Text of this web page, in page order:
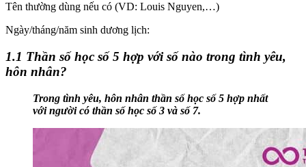
Tên thường dùng nếu có (VD: Louis Nguyen,…)
Ngày/tháng/năm sinh dương lịch:
1.1 Thần số học số 5 hợp với số nào trong tình yêu,
hôn nhân?
Trong tình yêu, hôn nhân thần số học số 5 hợp nhất
với người có thần số học số 3 và số 7.